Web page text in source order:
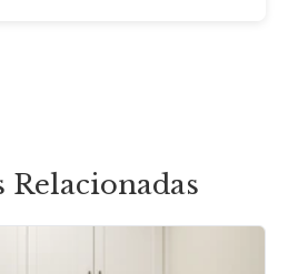
Relacionadas